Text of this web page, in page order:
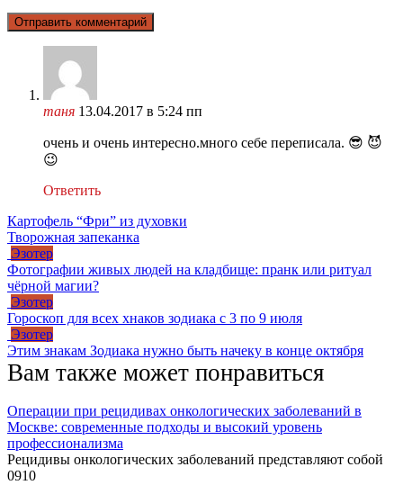
таня 13.04.2017 в 5:24 пп
очень и очень интересно.много себе переписала. 😎 😈
😉
Ответить
Картофель “Фри” из духовки
Творожная запеканка
Эзотер
Фотографии живых людей на кладбище: пранк или ритуал
чёрной магии?
Эзотер
Гороскоп для всех хнаков зодиака с 3 по 9 июля
Эзотер
Этим знакам Зодиака нужно быть начеку в конце октября
Вам также может понравиться
Операции при рецидивах онкологических заболеваний в
Москве: современные подходы и высокий уровень
профессионализма
Рецидивы онкологических заболеваний представляют собой
0910